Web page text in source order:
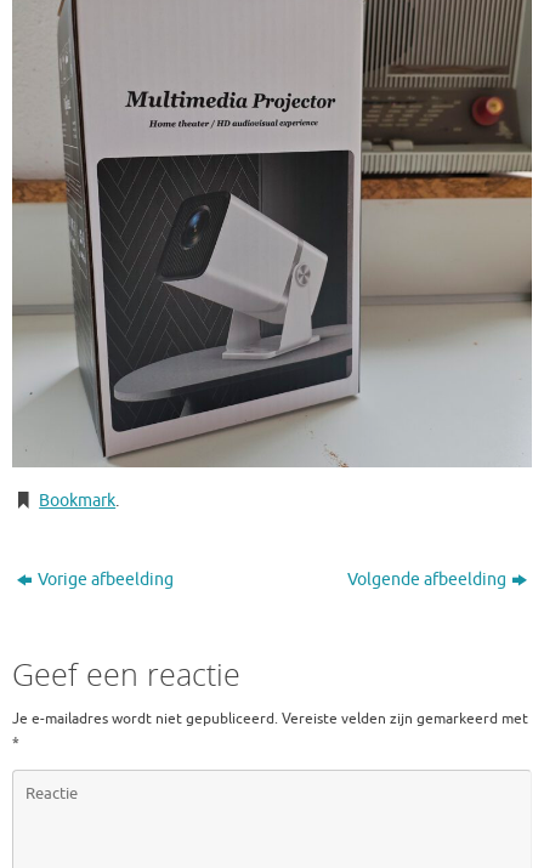
Bookmark.
Vorige afbeelding Volgende afbeelding
Geef een reactie
Je e-mailadres wordt niet gepubliceerd. Vereiste velden zijn gemarkeerd met
*